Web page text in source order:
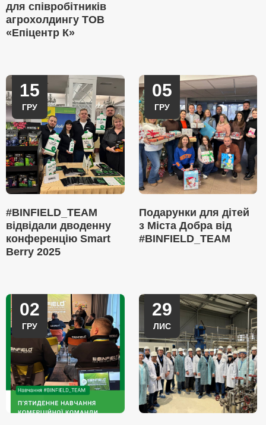
для співробітників
агрохолдингу ТОВ
«Епіцентр К»
15
ГРУ
#BINFIELD_TEAM
відвідали дводенну
конференцію Smart
Berry 2025
05
ГРУ
Подарунки для дітей
з Міста Добра від
#BINFIELD_TEAM
02
ГРУ
29
ЛИС